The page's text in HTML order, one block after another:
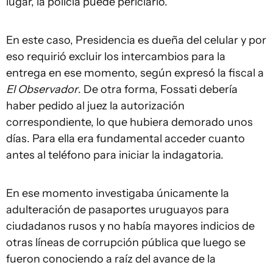
En este caso, Presidencia es dueña del celular y por
eso requirió excluir los intercambios para la
entrega en ese momento, según expresó la fiscal a
El Observador. De otra forma, Fossati debería
haber pedido al juez la autorización
correspondiente, lo que hubiera demorado unos
días. Para ella era fundamental acceder cuanto
antes al teléfono para iniciar la indagatoria.
En ese momento investigaba únicamente la
adulteración de pasaportes uruguayos para
ciudadanos rusos y no había mayores indicios de
otras líneas de corrupción pública que luego se
fueron conociendo a raíz del avance de la